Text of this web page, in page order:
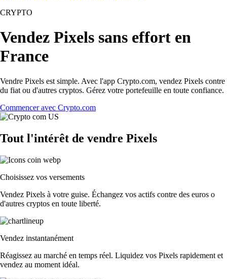
CRYPTO
Vendez Pixels sans effort en
France
Vendre Pixels est simple. Avec l'app Crypto.com, vendez Pixels contre
du fiat ou d'autres cryptos. Gérez votre portefeuille en toute confiance.
Commencer avec Crypto.com
Tout l'intérêt de vendre Pixels
Choisissez vos versements
Vendez Pixels à votre guise. Échangez vos actifs contre des euros o
d'autres cryptos en toute liberté.
Vendez instantanément
Réagissez au marché en temps réel. Liquidez vos Pixels rapidement et
vendez au moment idéal.